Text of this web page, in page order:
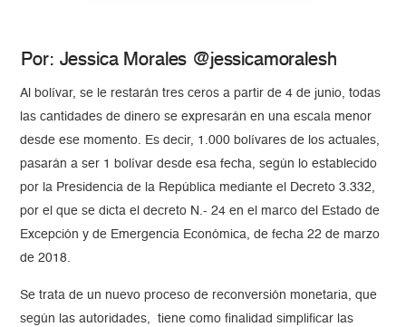
Por: Jessica Morales @jessicamoralesh
Al bolívar, se le restarán tres ceros a partir de 4 de junio, todas
las cantidades de dinero se expresarán en una escala menor
desde ese momento. Es decir, 1.000 bolívares de los actuales,
pasarán a ser 1 bolívar desde esa fecha, según lo establecido
por la Presidencia de la República mediante el Decreto 3.332,
por el que se dicta el decreto N.- 24 en el marco del Estado de
Excepción y de Emergencia Económica, de fecha 22 de marzo
de 2018.
Se trata de un nuevo proceso de reconversión monetaria, que
según las autoridades, tiene como finalidad simplificar las